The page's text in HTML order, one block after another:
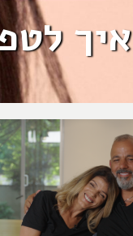
איך